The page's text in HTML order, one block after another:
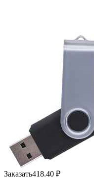
Заказать418.40 ₽